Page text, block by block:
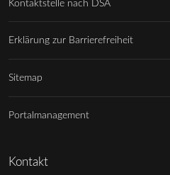
Kontaktstelle nach DSA
Erklärung zur Barrierefreiheit
Sitemap
Portalmanagement
Kontakt